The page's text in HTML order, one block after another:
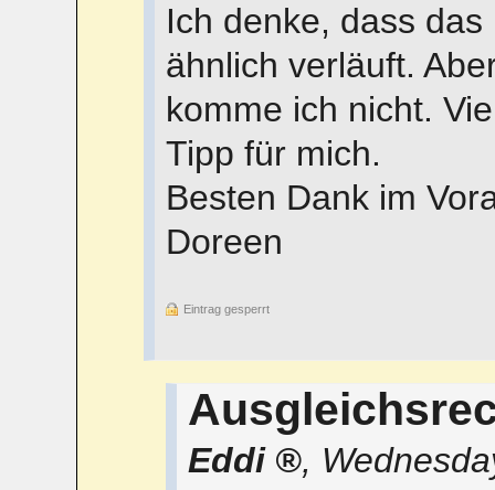
Ich denke, dass
ähnlich verläuft.
komme ich nicht.
Tipp für mich.
Besten Dank im
Doreen
Eintrag gesperrt
Eddi ,